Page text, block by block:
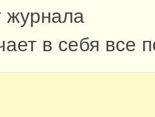
журнала
в себя все